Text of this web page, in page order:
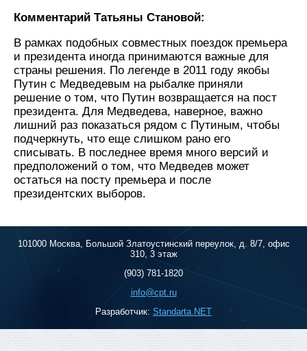
Комментарий Татьяны Становой:
В рамках подобных совместных поездок премьера
и президента иногда принимаются важные для
страны решения. По легенде в 2011 году якобы
Путин с Медведевым на рыбалке приняли
решение о том, что Путин возвращается на пост
президента. Для Медведева, наверное, важно
лишний раз показаться рядом с Путиным, чтобы
подчеркнуть, что еще слишком рано его
списывать. В последнее время много версий и
предположений о том, что Медведев может
остаться на посту премьера и после
президентских выборов.
101000 Москва, Большой Златоустинский переулок, д. 8/7, офис
310, 3 этаж
(903) 781-1820
info@cpt.ru
Разработчик: Standarta.NET